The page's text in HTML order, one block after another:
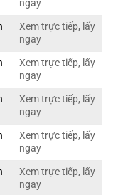
ngay
Xem trực tiếp, lấy
ngay
Xem trực tiếp, lấy
ngay
Xem trực tiếp, lấy
ngay
Xem trực tiếp, lấy
ngay
Xem trực tiếp, lấy
ngay